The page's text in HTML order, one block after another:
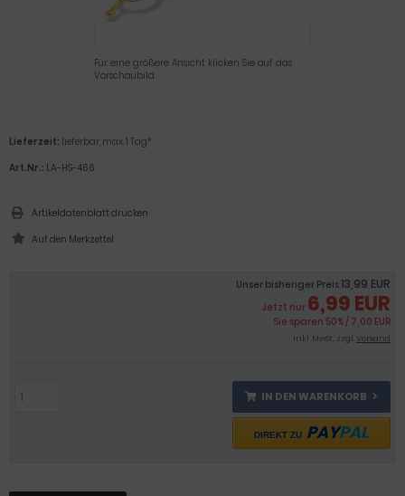
Für eine größere Ansicht klicken Sie auf das
Vorschaubild
Unser bisheriger Preis13,99 EUR
Jetzt nur 6,99 EUR
Sie sparen 50% / 7,00 EUR
inkl .MwSt., zzgl.Versand
IN DEN WARENKORB
DIREKT ZU PAYPAL
Lieferzeit: lieferbar, max. 1 Tag*
Art.Nr.: LA-HS-466
Artikeldatenblatt drucken